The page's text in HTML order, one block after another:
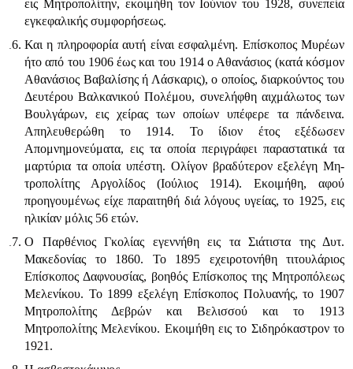
εις Μητροπολίτην, εκοιμήθη τον Ιού­νιον του 1928, συνεπεία
εγκεφαλικής συμφορήσεως.
Και η πληροφορία αυτή είναι εσφαλμένη. Επίσκοπος Μυρέων
ήτο από του 1906 έως και του 1914 ο Αθανάσιος (κατά κόσμον
Αθανάσιος Βαβαλίσης ή Λάσκαρις), ο οποίος, διαρκούντος του
Δευτέρου Βαλκανι­κού Πολέμου, συνελήφθη αιχμάλωτος των
Βουλγάρων, εις χείρας των οποίων υπέφερε τα πάνδεινα.
Απηλευθερώθη το 1914. Το ίδιον έτος εξέδωσεν
Απομνημονεύματα, εις τα οποία περιγράφει παραστατικά τα
μαρτύρια τα οποία υπέστη. Ολίγον βραδύτερον εξελέγη Μη­
τροπολίτης Αργολίδος (Ιούλιος 1914). Εκοιμήθη, αφού
προηγουμένως είχε παραιτηθή διά λόγους υγείας, το 1925, εις
ηλικίαν μόλις 56 ετών.
Ο Παρθένιος Γκολίας εγεννήθη εις τα Σιάτιστα της Δυτ.
Μακεδονίας το 1860. Το 1895 εχειροτονήθη τιτουλάριος
Επίσκοπος Δαφνουσίας, βοηθός Επίσκοπος της Μητροπόλεως
Μελενίκου. Το 1899 εξελέγη Επίσκο­πος Πολυανής, το 1907
Μητροπολίτης Δεβρών και Βελισσού και το 1913
Μητροπολίτης Μελενίκου. Εκοιμήθη εις το Σιδηρόκαστρον το
1921.